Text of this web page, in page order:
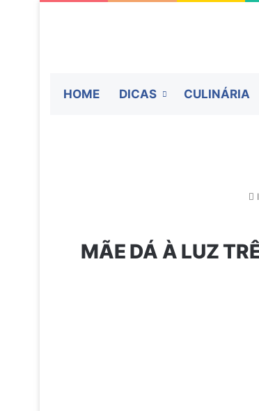
HOME DICAS CULINÁRIA
MÃE DÁ À LUZ